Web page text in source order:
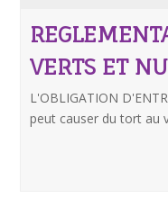
VERTS ET
L'OBLIGATION
peut causer du tort au